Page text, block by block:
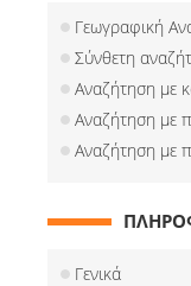
Γεωγραφική
Σύνθετη
Αναζήτηση με
Αναζήτηση με
Αναζήτηση με
Γενικά